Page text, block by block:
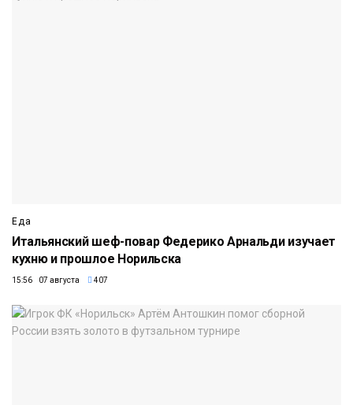
Еда
Итальянский шеф-повар Федерико Арнальди изучает
кухню и прошлое Норильска
15:56 07 августа 407